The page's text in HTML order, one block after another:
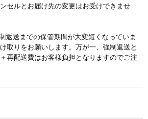
セルとお届け先の変更はお受けできませ
返送までの保管期間が大変短くなっていま
取りをお願いします。万が一、強制返送と
再配送費はお客様負担となりますのでご注